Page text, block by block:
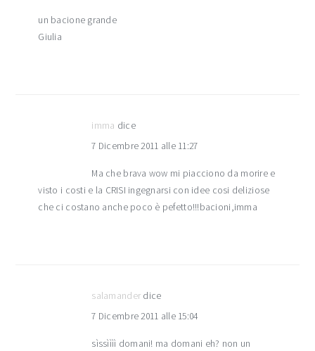
un bacione grande
Giulia
imma dice
7 Dicembre 2011 alle 11:27
Ma che brava wow mi piacciono da morire e
visto i costi e la CRISI ingegnarsi con idee cosi deliziose
che ci costano anche poco è pefetto!!!bacioni,imma
salamander dice
7 Dicembre 2011 alle 15:04
sìssìììì domani! ma domani eh? non un